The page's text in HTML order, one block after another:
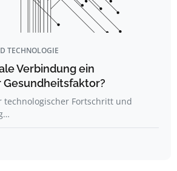
TECHNOLOGIE
Verbindung ein
technologischer Fortschritt und